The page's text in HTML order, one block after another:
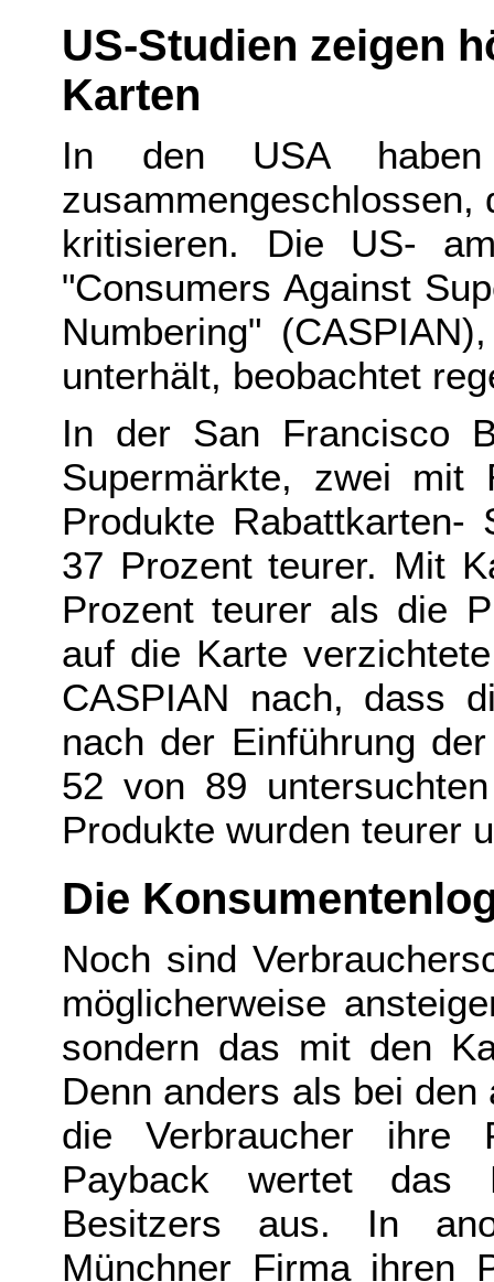
US-Studien zeigen
Karten
In den USA haben
zusammengeschlossen,
kritisieren. Die US-
"Consumers Against
Numbering"
unterhält, beobachtet
In der San Francisco
Supermärkte, zwei mit
Produkte Rabattkarten-
37 Prozent teurer. Mit
Prozent teurer als die
auf die Karte
CASPIAN nach, dass
nach der Einführung
52 von 89
Produkte wurden teurer
Die
Noch sind
möglicherweise
sondern das mit den
Denn anders als bei
die Verbraucher ihre
Payback wertet das
Besitzers aus. In
Münchner Firma ihren